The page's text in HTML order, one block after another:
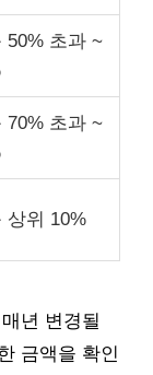
50% 초과 ~
70% 초과 ~
상위 10%
년 변경될
금액을 확인